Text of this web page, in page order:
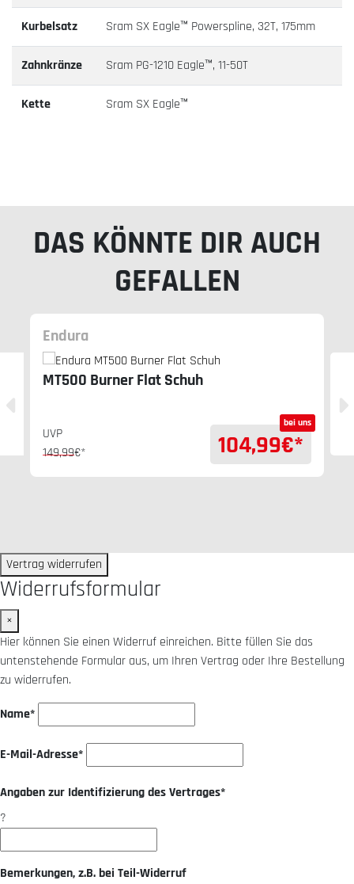
Kurbelsatz Sram SX Eagle™ Powerspline, 32T, 175mm
Zahnkränze Sram PG-1210 Eagle™, 11-50T
Kette Sram SX Eagle™
DAS KÖNNTE DIR AUCH
GEFALLEN
Endura
MT500 Burner Flat Schuh
UVP
149,99€*
bei uns
104,99€*
Vertrag widerrufen
Widerrufsformular
×
Hier können Sie einen Widerruf einreichen. Bitte füllen Sie das
untenstehende Formular aus, um Ihren Vertrag oder Ihre Bestellung
zu widerrufen.
Name*
E-Mail-Adresse*
Angaben zur Identifizierung des Vertrages*
?
Bemerkungen, z.B. bei Teil-Widerruf